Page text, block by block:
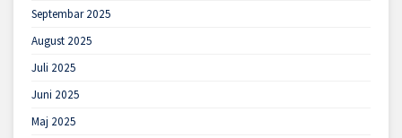
Septembar 2025
August 2025
Juli 2025
Juni 2025
Maj 2025